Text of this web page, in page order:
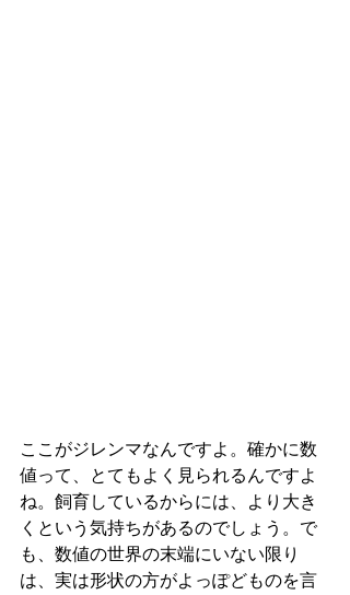
ここがジレンマなんですよ。確かに数
値って、とてもよく見られるんですよ
ね。飼育しているからには、より大き
くという気持ちがあるのでしょう。で
も、数値の世界の末端にいない限り
は、実は形状の方がよっぽどものを言